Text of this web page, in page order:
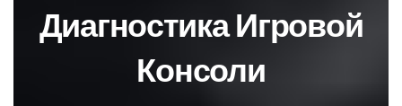
Диагностика Игровой
Консоли